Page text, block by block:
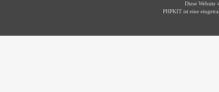
Diese Website
PHPKIT ist eine